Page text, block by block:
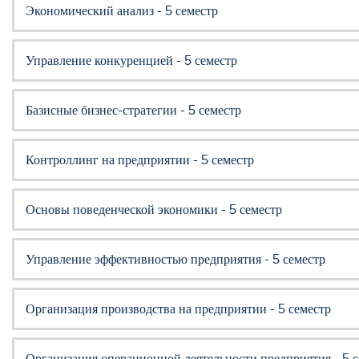
Экономический анализ - 5 семестр
Управление конкуренцией - 5 семестр
Базисные бизнес-стратегии - 5 семестр
Контроллинг на предприятии - 5 семестр
Основы поведенческой экономики - 5 семестр
Управление эффективностью предприятия - 5 семестр
Организация производства на предприятии - 5 семестр